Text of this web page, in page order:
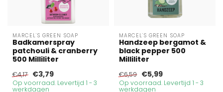
MARCEL'S GREEN SOAP
Badkamerspray
patchouli & cranberry
500 Milliliter
€4,17 €3,79
Op voorraad. Levertijd 1 - 3
werkdagen
MARCEL'S GREEN SOAP
Handzeep bergamot &
black pepper 500
Milliliter
€6,59 €5,99
Op voorraad. Levertijd 1 - 3
werkdagen